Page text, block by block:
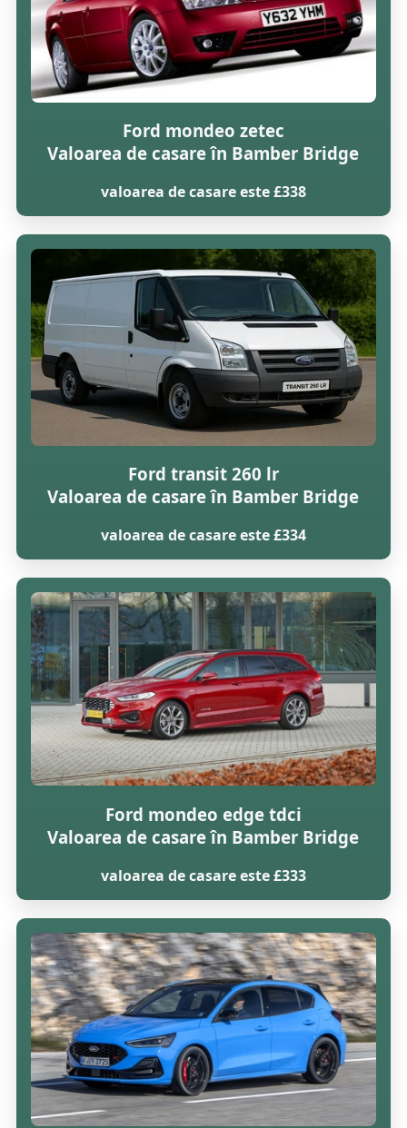
Ford mondeo zetec
Valoarea de casare în Bamber Bridge
valoarea de casare este £338
Ford transit 260 lr
Valoarea de casare în Bamber Bridge
valoarea de casare este £334
Ford mondeo edge tdci
Valoarea de casare în Bamber Bridge
valoarea de casare este £333